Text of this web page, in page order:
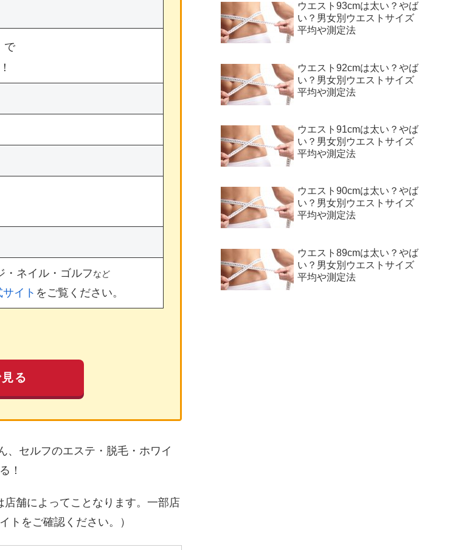
で
・ネイル・ゴルフなど
イト をご覧ください。
る
、セルフのエステ・脱毛・ホワイ
！
舗によってことなります。一部店
トをご確認ください。）
ウエスト93cmは太い？やば
い？男女別ウエストサイズ
平均や測定法
ウエスト92cmは太い？やば
い？男女別ウエストサイズ
平均や測定法
ウエスト91cmは太い？やば
い？男女別ウエストサイズ
平均や測定法
ウエスト90cmは太い？やば
い？男女別ウエストサイズ
平均や測定法
ウエスト89cmは太い？やば
い？男女別ウエストサイズ
平均や測定法